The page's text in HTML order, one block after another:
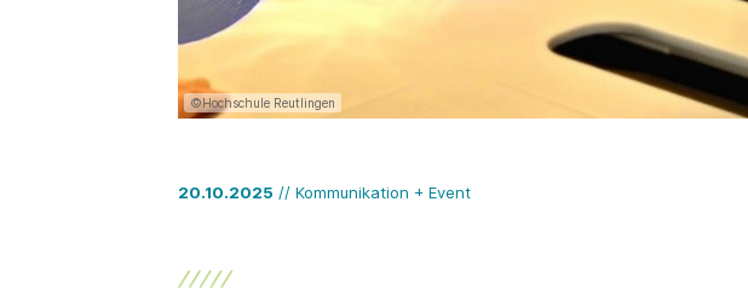
©Hochschule Reutlingen
20.10.2025 // Kommunikation + Event